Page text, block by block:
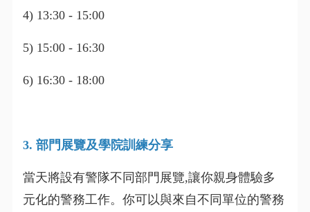
4) 13:30 - 15:00
5) 15:00 - 16:30
6) 16:30 - 18:00
3. 部門展覽及學院訓練分享
當天將設有警隊不同部門展覽,讓你親身體驗多
元化的警務工作。你可以與來自不同單位的警務